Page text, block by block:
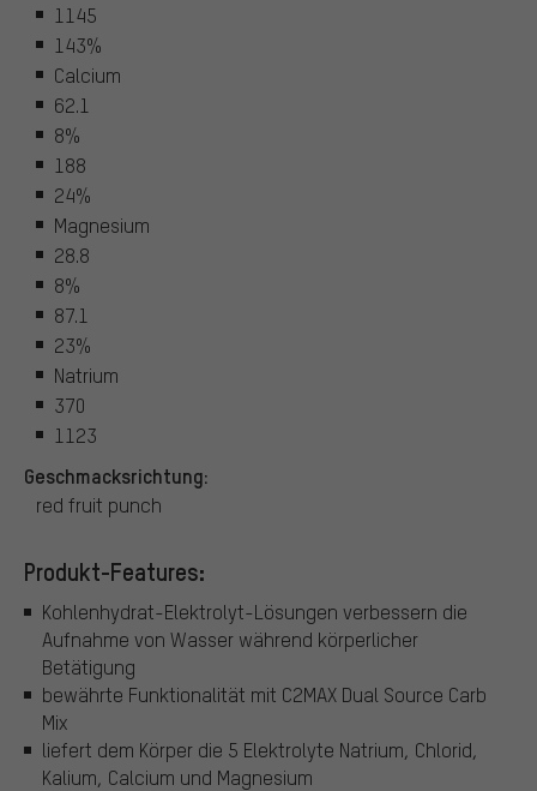
1145
143%
Calcium
62.1
8%
188
24%
Magnesium
28.8
8%
87.1
23%
Natrium
370
1123
Geschmacksrichtung:
red fruit punch
Produkt-Features:
Kohlenhydrat-Elektrolyt-Lösungen verbessern die
Aufnahme von Wasser während körperlicher
Betätigung
bewährte Funktionalität mit C2MAX Dual Source Carb
Mix
liefert dem Körper die 5 Elektrolyte Natrium, Chlorid,
Kalium, Calcium und Magnesium